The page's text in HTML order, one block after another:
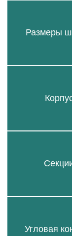
Размеры
Угловая